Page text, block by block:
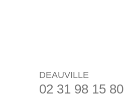
DEAUVILLE
02 31 98 15 80